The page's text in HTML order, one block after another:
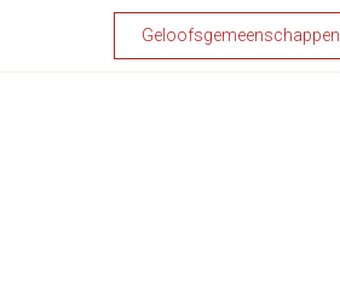
Geloofsgemeenschappen